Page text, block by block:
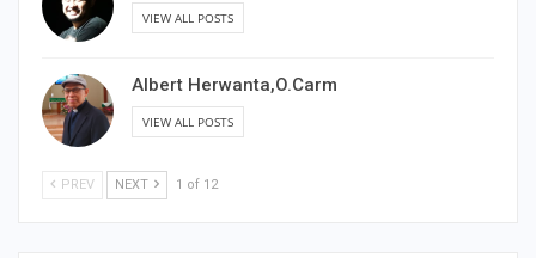
VIEW ALL POSTS
Albert Herwanta,O.Carm
VIEW ALL POSTS
PREV NEXT 1 of 12